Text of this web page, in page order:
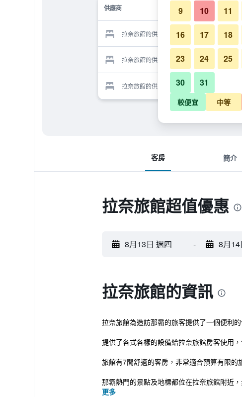
供應商
拉奈旅館的供應商
拉奈旅館的供應商
拉奈旅館的供應商
客房 簡介
拉奈旅館超值優惠
8月13日 週四 - 8月14
拉奈旅館的資訊
拉奈旅館為造訪那霸的旅客提供了一個便利
提供了各式各樣的設備給拉奈旅館房客使用
旅館有7間舒適的客房，非常適合預算有限的
那霸熱門的景點及地標都位在拉奈旅館附近
更多
9 10 11
16 17 18
23 24 25
30 31
較便宜 中等